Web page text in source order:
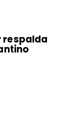
respalda